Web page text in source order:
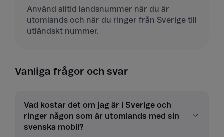
Använd alltid landsnummer när du är
utomlands och när du ringer från Sverige till
utländskt nummer.
Vanliga frågor och svar
Vad kostar det om jag är i Sverige och
ringer någon som är utomlands med sin
svenska mobil?